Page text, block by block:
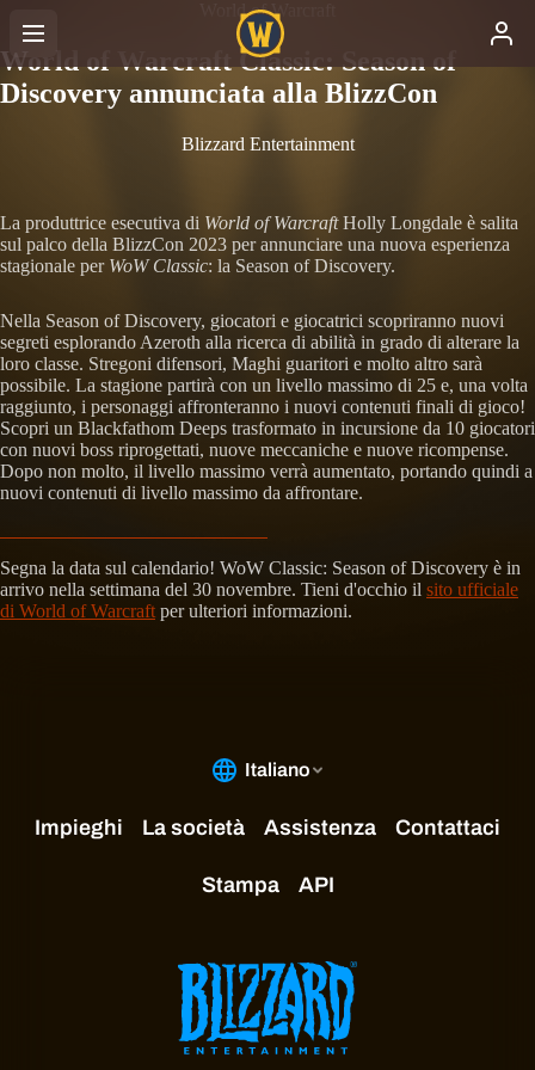
World of Warcraft
World of Warcraft Classic: Season of
Discovery annunciata alla BlizzCon
Blizzard Entertainment
La produttrice esecutiva di World of WarcraftHolly Longdale è salita
sul palco della BlizzCon 2023 per annunciare una nuova esperienza
stagionale per WoW Classic: la Season of Discovery.
Nella Season of Discovery, giocatori e giocatrici scopriranno nuovi
segreti esplorando Azeroth alla ricerca di abilità in grado di alterare la
loro classe. Stregoni difensori, Maghi guaritori e molto altro sarà
possibile. La stagione partirà con un livello massimo di 25 e, una volta
raggiunto, i personaggi affronteranno i nuovi contenuti finali di gioco!
Scopri un Blackfathom Deeps trasformato in incursione da 10 giocatori
con nuovi boss riprogettati, nuove meccaniche e nuove ricompense.
Dopo non molto, il livello massimo verrà aumentato, portando quindi a
nuovi contenuti di livello massimo da affrontare.
Segna la data sul calendario! WoW Classic: Season of Discovery è in
arrivo nella settimana del 30 novembre. Tieni d'occhio il sito ufficiale
di World of Warcraft per ulteriori informazioni.